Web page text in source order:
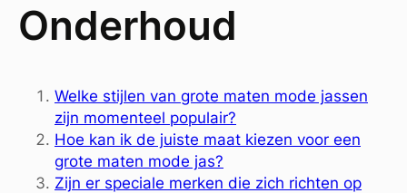
Onderhoud
Welke stijlen van grote maten mode jassen
zijn momenteel populair?
Hoe kan ik de juiste maat kiezen voor een
grote maten mode jas?
Zijn er speciale merken die zich richten op